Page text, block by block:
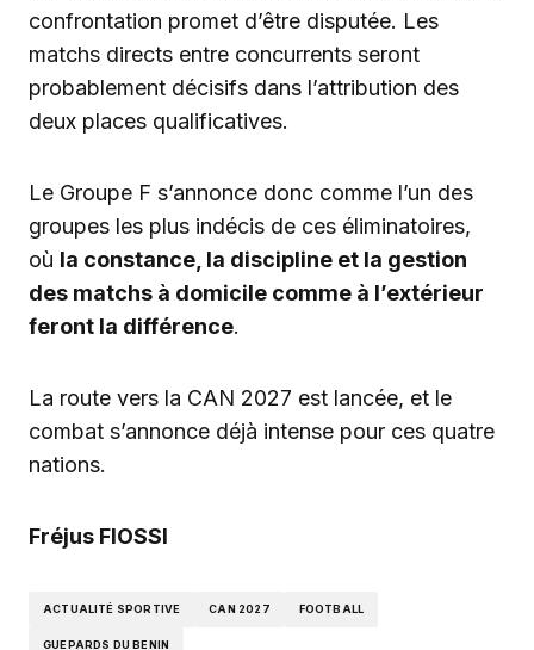
confrontation promet d’être disputée. Les
matchs directs entre concurrents seront
probablement décisifs dans l’attribution des
deux places qualificatives.
Le Groupe F s’annonce donc comme l’un des
groupes les plus indécis de ces éliminatoires,
où la constance, la discipline et la gestion
des matchs à domicile comme à l’extérieur
feront la différence.
La route vers la CAN 2027 est lancée, et le
combat s’annonce déjà intense pour ces quatre
nations.
Fréjus FIOSSI
ACTUALITÉ SPORTIVE CAN 2027 FOOTBALL
GUEPARDS DU BENIN